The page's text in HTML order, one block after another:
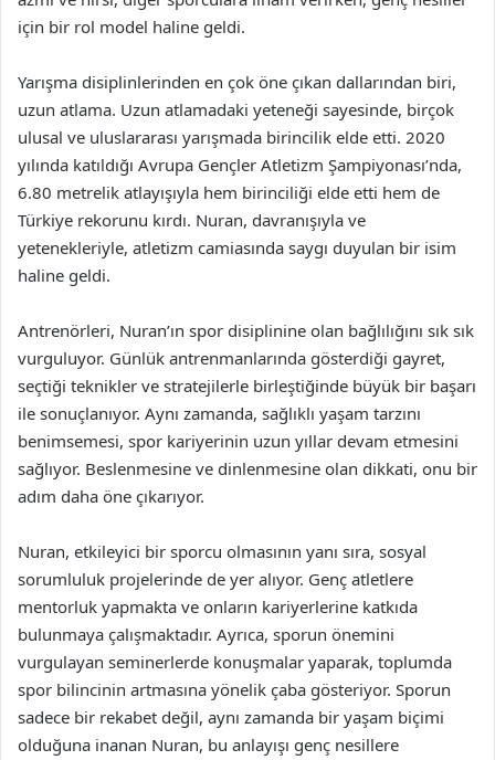
için bir rol model haline geldi.
Yarışma disiplinlerinden en çok öne çıkan dallarından biri,
uzun atlama. Uzun atlamadaki yeteneği sayesinde, birçok
ulusal ve uluslararası yarışmada birincilik elde etti. 2020
yılında katıldığı Avrupa Gençler Atletizm Şampiyonası’nda,
6.80 metrelik atlayışıyla hem birinciliği elde etti hem de
Türkiye rekorunu kırdı. Nuran, davranışıyla ve
yetenekleriyle, atletizm camiasında saygı duyulan bir isim
haline geldi.
Antrenörleri, Nuran’ın spor disiplinine olan bağlılığını sık sık
vurguluyor. Günlük antrenmanlarında gösterdiği gayret,
seçtiği teknikler ve stratejilerle birleştiğinde büyük bir başarı
ile sonuçlanıyor. Aynı zamanda, sağlıklı yaşam tarzını
benimsemesi, spor kariyerinin uzun yıllar devam etmesini
sağlıyor. Beslenmesine ve dinlenmesine olan dikkati, onu bir
adım daha öne çıkarıyor.
Nuran, etkileyici bir sporcu olmasının yanı sıra, sosyal
sorumluluk projelerinde de yer alıyor. Genç atletlere
mentorluk yapmakta ve onların kariyerlerine katkıda
bulunmaya çalışmaktadır. Ayrıca, sporun önemini
vurgulayan seminerlerde konuşmalar yaparak, toplumda
spor bilincinin artmasına yönelik çaba gösteriyor. Sporun
sadece bir rekabet değil, aynı zamanda bir yaşam biçimi
olduğuna inanan Nuran, bu anlayışı genç nesillere